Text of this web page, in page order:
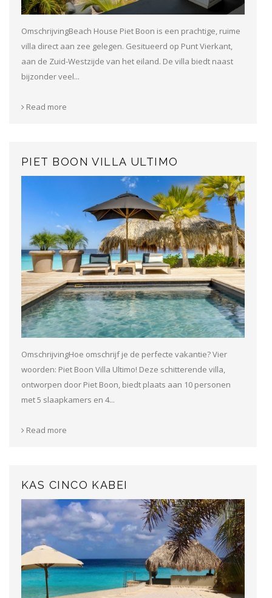
OmschrijvingBeach House Piet Boon is een prachtige, ruime
villa direct aan zee gelegen. Gesitueerd op Punt Vierkant,
aan de Zuid-Westzijde van het eiland. De villa biedt naast
bijzonder veel...
Read more
PIET BOON VILLA ULTIMO
OmschrijvingHoe omschrijf je de perfecte vakantie? Vier
woorden: Piet Boon Villa Ultimo! Deze schitterende villa,
ontworpen door Piet Boon, biedt plaats aan 10 personen
met 5 slaapkamers en 4...
Read more
KAS CINCO KABEI